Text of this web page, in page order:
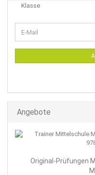
ZUR
E-
Mail
Angebote
Original-Prüfungen